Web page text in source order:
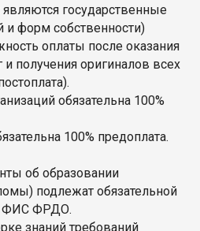
государственные
форм собственности)
оплаты после оказания
и получения оригиналов всех
обязательна 100%
100% предоплата.
об образовании
подлежат обязательной
ФИС ФРДО.
знаний требований